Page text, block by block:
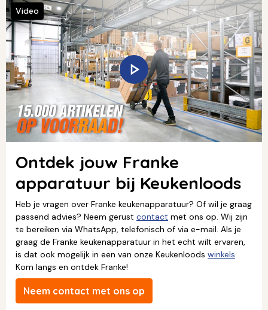
Ontdek jouw Franke
apparatuur bij Keukenloods
Heb je vragen over Franke keukenapparatuur? Of wil je graag
passend advies? Neem gerust contact met ons op. Wij zijn
te bereiken via WhatsApp, telefonisch of via e-mail. Als je
graag de Franke keukenapparatuur in het echt wilt ervaren,
is dat ook mogelijk in een van onze Keukenloods winkels
Kom langs en ontdek Franke!
Neem contact met ons op
Video